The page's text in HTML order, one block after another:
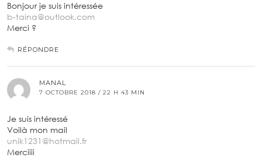
Bonjour je suis intéressée
b-taina@outlook.com
Merci ?
RÉPONDRE
MANAL
7 OCTOBRE 2018 / 22 H 43 MIN
Je suis intéressé
Voilà mon mail
unik1231@hotmail.fr
Merciiii